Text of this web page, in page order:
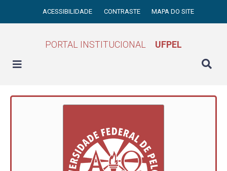
ACESSIBILIDADE CONTRASTE MAPA DO SITE
PORTAL INSTITUCIONAL UFPEL